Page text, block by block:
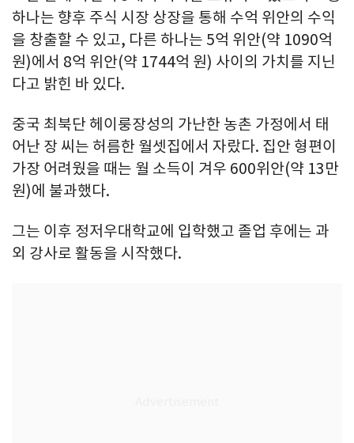
하나는 향후 주식 시장 상장을 통해 수억 위안의 수익
을 창출할 수 있고, 다른 하나는 5억 위안(약 1090억
원)에서 8억 위안(약 1744억 원) 사이의 가치를 지닌
다고 밝힌 바 있다.
중국 최북단 헤이룽장성의 가난한 농촌 가정에서 태
어난 장 씨는 허름한 월셋집에서 자랐다. 집안 형편이
가장 어려웠을 때는 월 소득이 겨우 600위안(약 13만
원)에 불과했다.
그는 이후 정저우대학교에 입학했고 졸업 후에는 과
외 강사로 활동을 시작했다.